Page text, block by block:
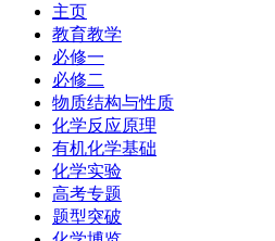
主页
教育教学
必修一
必修二
物质结构与性质
化学反应原理
有机化学基础
化学实验
高考专题
题型突破